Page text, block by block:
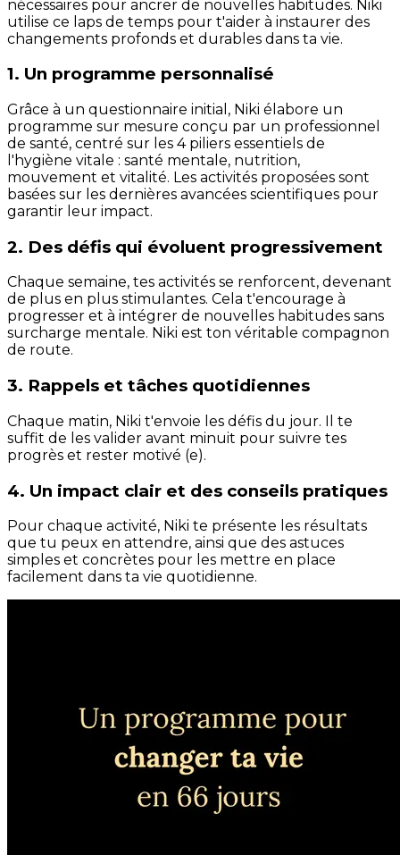
nécessaires pour ancrer de nouvelles habitudes. Niki
utilise ce laps de temps pour t'aider à instaurer des
changements profonds et durables dans ta vie.
1. Un programme personnalisé
Grâce à un questionnaire initial, Niki élabore un
programme sur mesure conçu par un professionnel
de santé, centré sur les 4 piliers essentiels de
l'hygiène vitale : santé mentale, nutrition,
mouvement et vitalité. Les activités proposées sont
basées sur les dernières avancées scientifiques pour
garantir leur impact.
2. Des défis qui évoluent progressivement
Chaque semaine, tes activités se renforcent, devenant
de plus en plus stimulantes. Cela t'encourage à
progresser et à intégrer de nouvelles habitudes sans
surcharge mentale. Niki est ton véritable compagnon
de route.
3. Rappels et tâches quotidiennes
Chaque matin, Niki t'envoie les défis du jour. Il te
suffit de les valider avant minuit pour suivre tes
progrès et rester motivé (e).
4. Un impact clair et des conseils pratiques
Pour chaque activité, Niki te présente les résultats
que tu peux en attendre, ainsi que des astuces
simples et concrètes pour les mettre en place
facilement dans ta vie quotidienne.